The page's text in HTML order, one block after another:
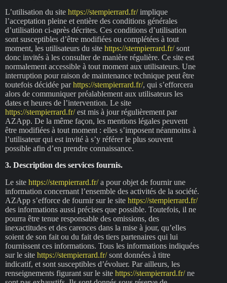
L’utilisation du site https://stempierrard.fr/implique
l’acceptation pleine et entière des conditions générales
d’utilisation ci-après décrites. Ces conditions d’utilisation
sont susceptibles d’être modifiées ou complétées à tout
moment, les utilisateurs du site https://stempierrard.fr/sont
donc invités à les consulter de manière régulière. Ce site est
normalement accessible à tout moment aux utilisateurs. Une
interruption pour raison de maintenance technique peut être
toutefois décidée parhttps://stempierrard.fr/, qui s’efforcera
alors de communiquer préalablement aux utilisateurs les
dates et heures de l’intervention. Le site
https://stempierrard.fr/est mis à jour régulièrement par
AZApp. De la même façon, les mentions légales peuvent
être modifiées à tout moment : elles s’imposent néanmoins à
l’utilisateur qui est invité à s’y référer le plus souvent
possible afin d’en prendre connaissance.
3. Description des services fournis.
Le site https://stempierrard.fr/a pour objet de fournir une
information concernant l’ensemble des activités de la société.
AZApp s’efforce de fournir sur le site https://stempierrard.fr/
des informations aussi précises que possible. Toutefois, il ne
pourra être tenue responsable des omissions, des
inexactitudes et des carences dans la mise à jour, qu’elles
soient de son fait ou du fait des tiers partenaires qui lui
fournissent ces informations. Tous les informations indiquées
sur le site https://stempierrard.fr/sont données à titre
indicatif, et sont susceptibles d’évoluer. Par ailleurs, les
renseignements figurant sur le site https://stempierrard.fr/ne